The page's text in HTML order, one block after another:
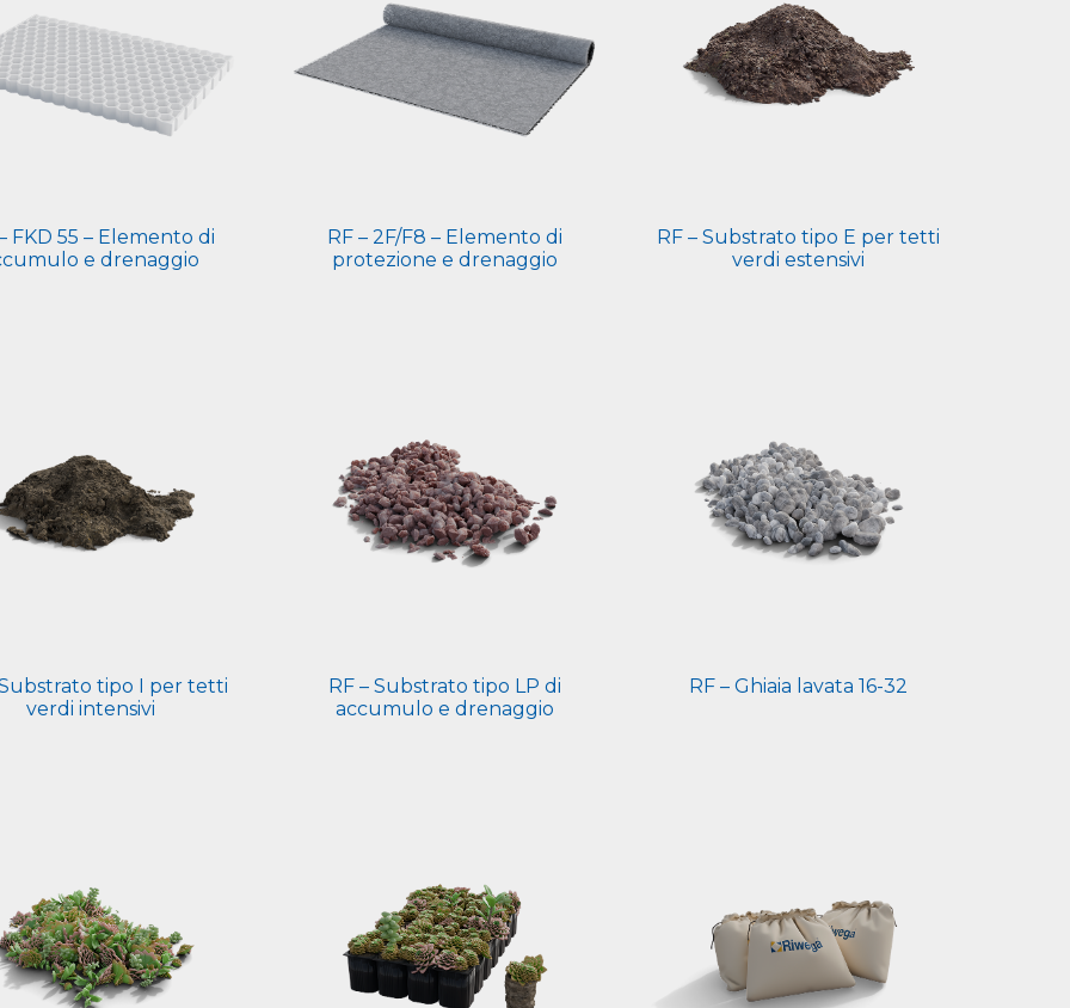
FKD 55 – Elemento di
e drenaggio
RF – 2F/F8 – Elemento di
protezione e drenaggio
RF – Substrato tipo E per tetti
verdi estensivi
Substrato tipo I per tetti
verdi intensivi
RF – Substrato tipo LP di
accumulo e drenaggio
RF – Ghiaia lavata 16-32